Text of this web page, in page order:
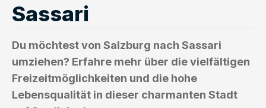
Sassari
Du möchtest von Salzburg nach Sassari
umziehen? Erfahre mehr über die vielfältigen
Freizeitmöglichkeiten und die hohe
Lebensqualität in dieser charmanten Stadt